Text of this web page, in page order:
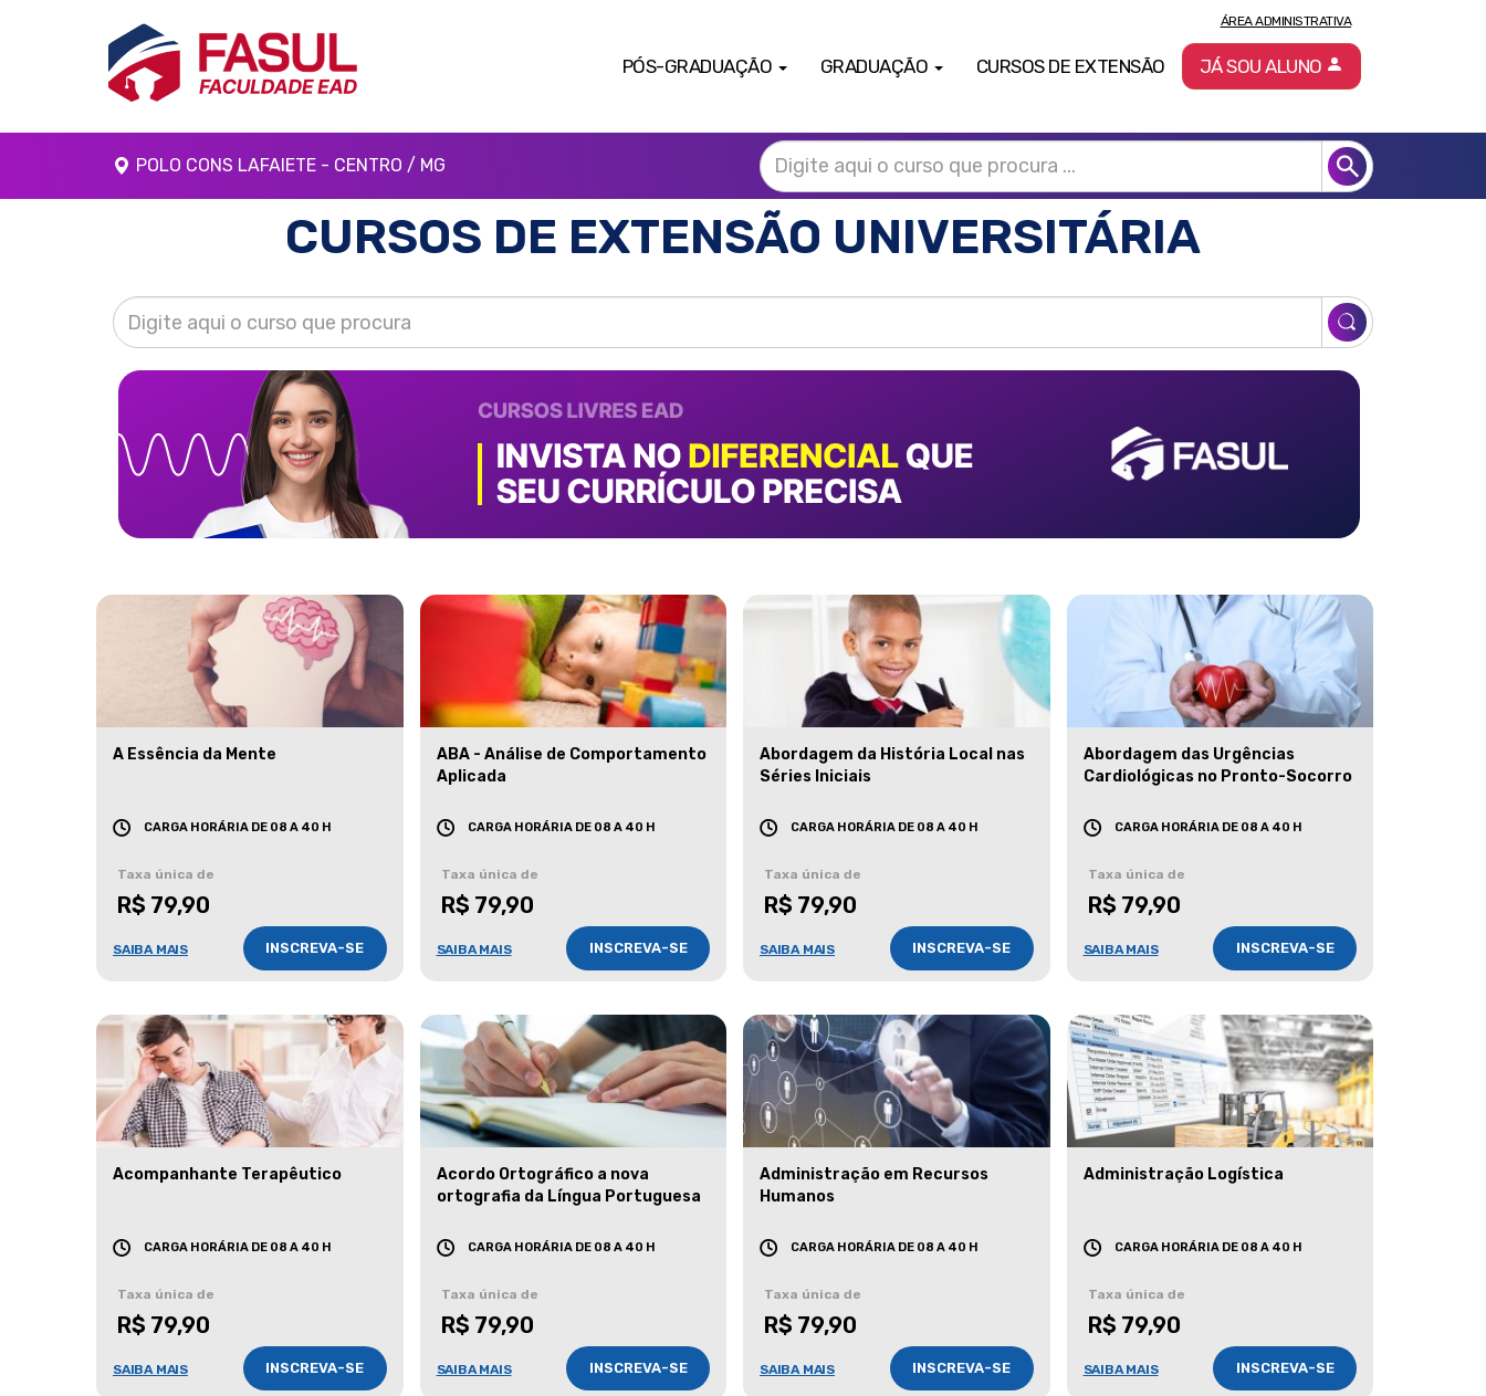
PÓS-GRADUAÇÃO GRADUAÇÃO CURSOS DE EXTENSÃO
ÁREA ADMINISTRATIVA
JÁ SOU ALUNO
POLO CONS LAFAIETE - CENTRO / MG
CURSOS DE EXTENSÃO UNIVERSITÁRIA
A Essência da Mente
CARGA HORÁRIA DE 08 A 40 H
Taxa única de
R$ 79,90
SAIBA MAIS INSCREVA-SE
ABA - Análise de Comportamento
Aplicada
CARGA HORÁRIA DE 08 A 40 H
Taxa única de
R$ 79,90
SAIBA MAIS INSCREVA-SE
Abordagem da História Local nas
Séries Iniciais
CARGA HORÁRIA DE 08 A 40 H
Taxa única de
R$ 79,90
SAIBA MAIS INSCREVA-SE
Abordagem das Urgências
Cardiológicas no Pronto-Socorro
CARGA HORÁRIA DE 08 A 40 H
Taxa única de
R$ 79,90
SAIBA MAIS INSCREVA-SE
Acompanhante Terapêutico
CARGA HORÁRIA DE 08 A 40 H
Taxa única de
R$ 79,90
SAIBA MAIS INSCREVA-SE
Acordo Ortográfico a nova
ortografia da Língua Portuguesa
CARGA HORÁRIA DE 08 A 40 H
Taxa única de
R$ 79,90
SAIBA MAIS INSCREVA-SE
Administração em Recursos
Humanos
CARGA HORÁRIA DE 08 A 40 H
Taxa única de
R$ 79,90
SAIBA MAIS INSCREVA-SE
Administração Logística
CARGA HORÁRIA DE 08 A 40 H
Taxa única de
R$ 79,90
SAIBA MAIS INSCREVA-SE